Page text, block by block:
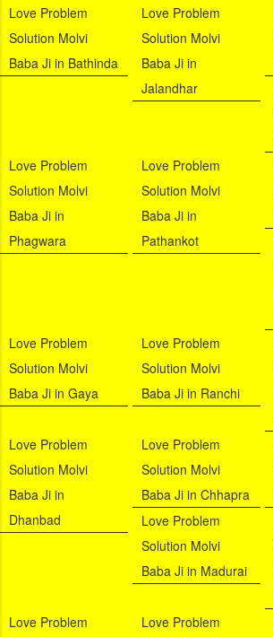
Love Problem
Solution Molvi
Baba Ji in Bathinda
Love Problem
Solution Molvi
Baba Ji in
Jalandhar
Love Problem
Solution Molvi
Baba Ji in
Phagwara
Love Problem
Solution Molvi
Baba Ji in
Pathankot
Love Problem
Solution Molvi
Baba Ji in Gaya
Love Problem
Solution Molvi
Baba Ji in Ranchi
Love Problem
Solution Molvi
Baba Ji in
Dhanbad
Love Problem
Solution Molvi
Baba Ji in Chhapra
Love Problem
Solution Molvi
Baba Ji in Madurai
Love Problem
Love Problem